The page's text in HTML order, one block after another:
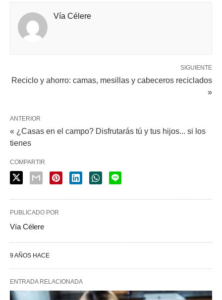
Vía Célere
SIGUIENTE
Reciclo y ahorro: camas, mesillas y cabeceros reciclados
»
ANTERIOR
« ¿Casas en el campo? Disfrutarás tú y tus hijos... si los
tienes
COMPARTIR
PUBLICADO POR
Vía Célere
9 AÑOS HACE
ENTRADA RELACIONADA